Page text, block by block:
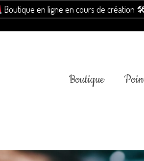
Boutique en ligne en cours de création
Boutique